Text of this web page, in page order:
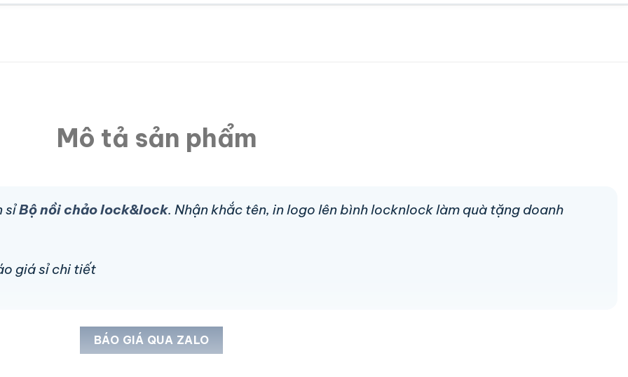
Mô tả sản phẩm
sỉBộ nồi chảo lock&lock. Nhận khắc tên, in logo lên bình locknlock làm quà tặng doanh
giá sỉ chi tiết
BÁO GIÁ QUA ZALO